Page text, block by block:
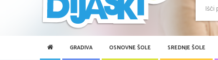
GRADIVA OSNOVNE ŠOLE SREDNJE ŠOLE